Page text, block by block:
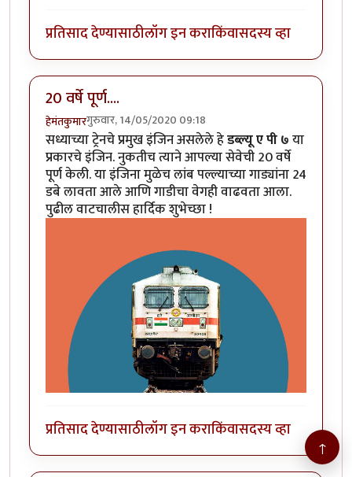
प्रतिसाद देण्यासाठीलॉग इन कराकिंवासदस्य व्हा
20 वर्षे पूर्ण....
हेमंतकुमारगुरुवार, 14/05/2020 09:18
सध्याच्या ट्रेनचे प्रमुख इंजिन असलेले हेडब्ल्यू ए पी ७या
प्रकारचे इंजिन. नुकतीच त्याने आपल्या सेवेची 20 वर्षे
पूर्ण केली. या इंजिना मुळेच लांब पल्ल्याच्या गाड्यांना 24
डबे लावता आले आणि गाडीचा वेगही वाढवता आला.
पुढील वाटचालीस हार्दिक शुभेच्छा !
प्रतिसाद देण्यासाठीलॉग इन कराकिंवासदस्य व्हा
↑